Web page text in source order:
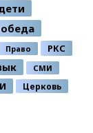
Право РКС
СМИ
Церковь